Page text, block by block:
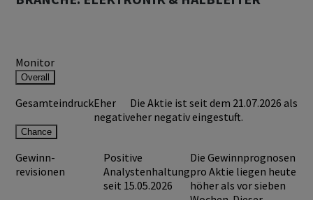
Monitor
Overall
GesamteindruckEher
negativ
Die Aktie ist seit dem 21.07.2026 als
eher negativ eingestuft.
Chance
Gewinn-
revisionen
Positive
Analystenhaltung
seit 15.05.2026
Die Gewinnprognosen
pro Aktie liegen heute
höher als vor sieben